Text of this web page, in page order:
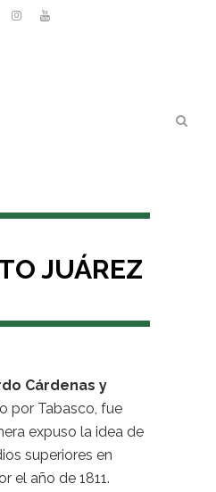
JUÁREZ
Cárdenas y
por Tabasco, fue
expuso la idea de
superiores en
el año de 1811.